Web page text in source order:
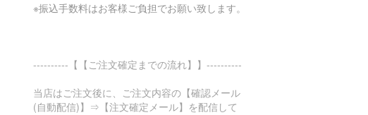
※振込手数料はお客様ご負担でお願い致します。
----------【【ご注文確定までの流れ】】----------
当店はご注文後に、ご注文内容の【確認メール
(自動配信)】⇒【注文確定メール】を配信して